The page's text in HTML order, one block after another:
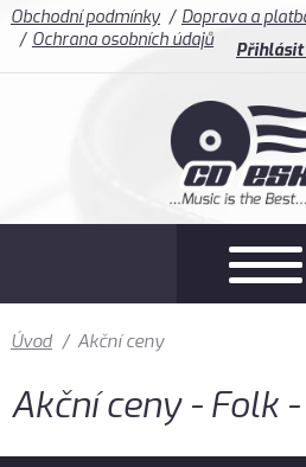
Obchodní podmínky Doprava a
Ochrana osobních údajů
Přihlásit
Úvod / Akční ceny
Akční ceny - Folk -